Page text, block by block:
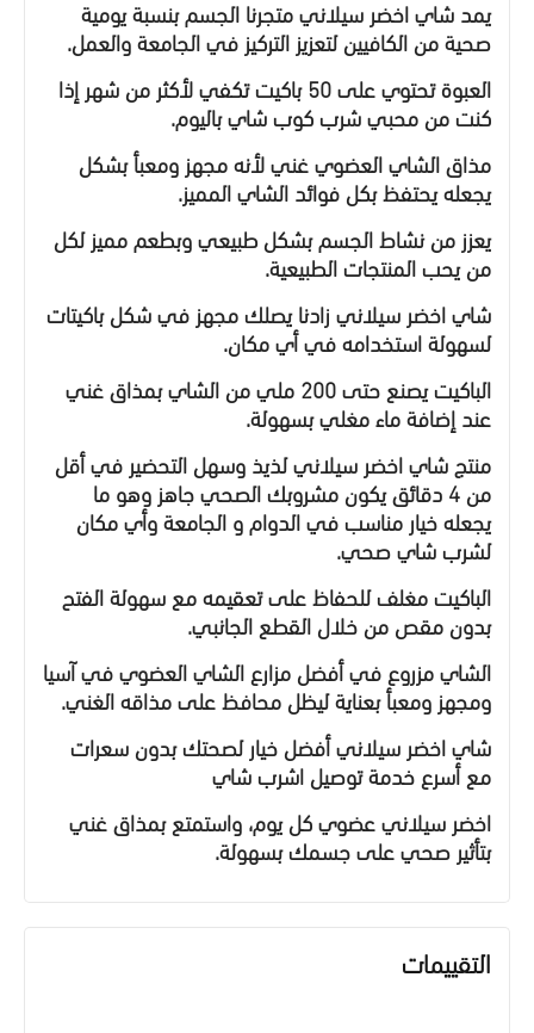
يمد شاي اخضر سيلاني متجرنا الجسم بنسبة يومية
صحية من الكافيين لتعزيز التركيز في الجامعة والعمل.
العبوة تحتوي على 50 باكيت تكفي لأكثر من شهر إذا
كنت من محبي شرب كوب شاي باليوم.
مذاق الشاي العضوي غني لأنه مجهز ومعبأ بشكل
يجعله يحتفظ بكل فوائد الشاي المميز.
يعزز من نشاط الجسم بشكل طبيعي وبطعم مميز لكل
من يحب المنتجات الطبيعية.
شاي اخضر سيلاني زادنا يصلك مجهز في شكل باكيتات
لسهولة استخدامه في أي مكان.
الباكيت يصنع حتى 200 ملي من الشاي بمذاق غني
عند إضافة ماء مغلي بسهولة.
منتج شاي اخضر سيلاني لذيذ وسهل التحضير في أقل
من 4 دقائق يكون مشروبك الصحي جاهز وهو ما
يجعله خيار مناسب في الدوام و الجامعة وأي مكان
لشرب شاي صحي.
الباكيت مغلف للحفاظ على تعقيمه مع سهولة الفتح
بدون مقص من خلال القطع الجانبي.
الشاي مزروع في أفضل مزارع الشاي العضوي في آسيا
ومجهز ومعبأ بعناية ليظل محافظ على مذاقه الغني.
شاي اخضر سيلاني أفضل خيار لصحتك بدون سعرات
مع أسرع خدمة توصيل اشرب شاي
اخضر سيلاني عضوي كل يوم، واستمتع بمذاق غني
بتأثير صحي على جسمك بسهولة.
التقييمات